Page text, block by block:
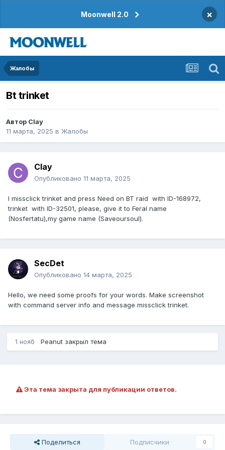
Moonwell 2.0 ×
Жалобы
Bt trinket
Автор Clay
11 марта, 2025 в Жалобы
Clay
Опубликовано 11 марта, 2025
I missclick trinket and press Need on BT raid with ID-168972,
trinket with ID-32501, please, give it to Feral name
(Nosfertatu),my game name (Saveoursoul).
SecDet
Опубликовано 14 марта, 2025
Hello, we need some proofs for your words. Make screenshot
with command server info and message missclick trinket.
1 нояб Peanut закрыл тема
Эта тема закрыта для публикации ответов.
Поделиться Подписчики 0